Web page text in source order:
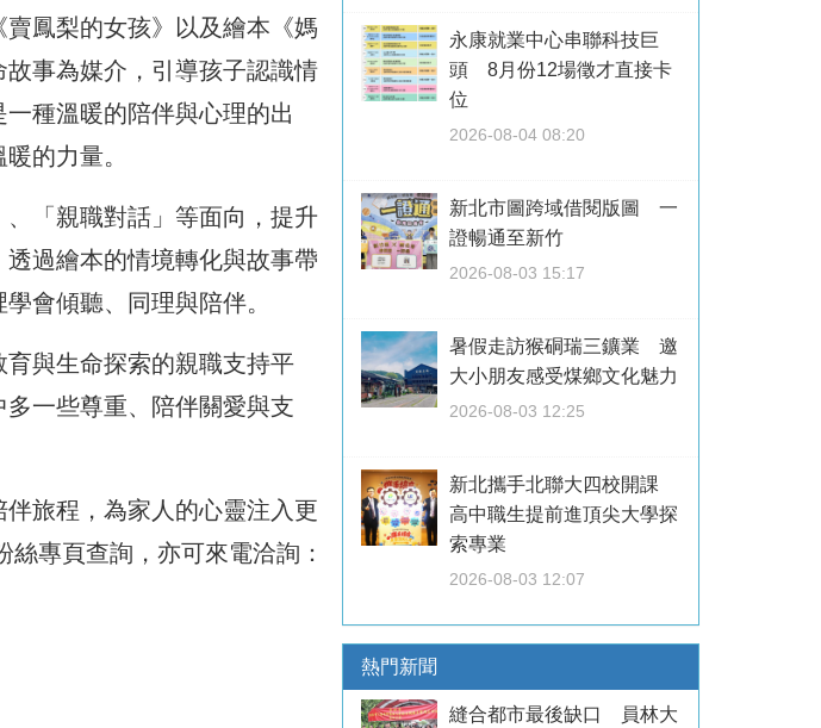
鳳梨的女孩》以及繪本《媽
事為媒介，引導孩子認識情
種溫暖的陪伴與心理的出
的力量。
「親職對話」等面向，提升
過繪本的情境轉化與故事帶
會傾聽、同理與陪伴。
與生命探索的親職支持平
一些尊重、陪伴關愛與支
旅程，為家人的心靈注入更
專頁查詢，亦可來電洽詢：
永康就業中心串聯科技巨
頭 8月份12場徵才直接卡
位
2026-08-04 08:20
新北市圖跨域借閱版圖 一
證暢通至新竹
2026-08-03 15:17
暑假走訪猴硐瑞三鑛業 邀
大小朋友感受煤鄉文化魅力
2026-08-03 12:25
新北攜手北聯大四校開課
高中職生提前進頂尖大學探
索專業
2026-08-03 12:07
熱門新聞
縫合都市最後缺口 員林大